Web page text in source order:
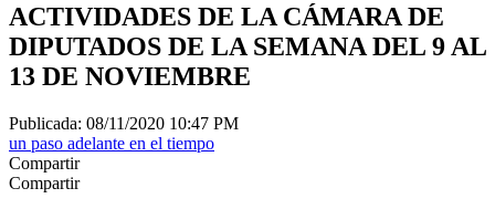
ACTIVIDADES DE LA CÁMARA DE
DIPUTADOS DE LA SEMANA DEL 9 AL
13 DE NOVIEMBRE
Publicada: 08/11/2020 10:47 PM
un paso adelante en el tiempo
Compartir
Compartir